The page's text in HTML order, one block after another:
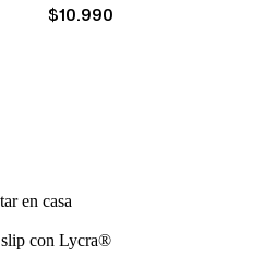
PRICE:
$10.990
en casa
con Lycra®